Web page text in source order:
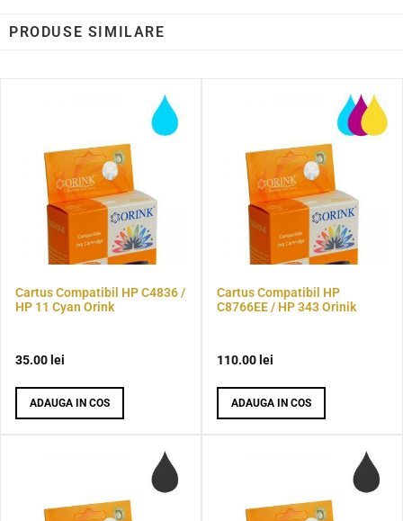
PRODUSE SIMILARE
Cartus Compatibil HP C4836 /
HP 11 Cyan Orink
35.00 lei
ADAUGA IN COS
Cartus Compatibil HP
C8766EE / HP 343 Orinik
110.00 lei
ADAUGA IN COS